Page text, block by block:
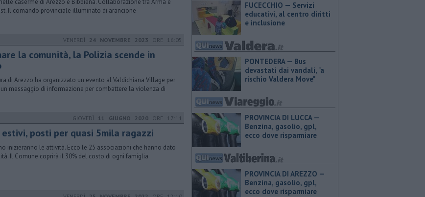
caserme di Arezzo e Bibbiena. Collaborazione tra Arma e
Il comando provinciale illuminato di arancione
VENERDÌ 24 NOVEMBRE 2023 ORE 16:05
la comunità, la Polizia scende in
di Arezzo ha organizzato un evento al Valdichiana Village per
messaggio di informazione per combattere la violenza di
GIOVEDÌ 11 GIUGNO 2020 ORE 17:11
estivi, posti per quasi 5mila ragazzi
inizieranno le attività. Ecco le 25 associazioni che hanno dato
Il Comune coprirà il 30% del costo di ogni famiglia
FUCECCHIO — Servizi
educativi, al centro diritti
e inclusione
PONTEDERA — Bus
devastati dai vandali, "a
rischio Valdera Move"
PROVINCIA DI LUCCA — ​
Benzina, gasolio, gpl,
ecco dove risparmiare
PROVINCIA DI AREZZO — ​
Benzina, gasolio, gpl,
ecco dove risparmiare